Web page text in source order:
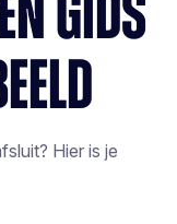
GIDS
Hier is je